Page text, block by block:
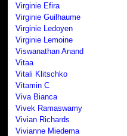
Virginie Efira
Virginie Guilhaume
Virginie Ledoyen
Virginie Lemoine
Viswanathan Anand
Vitaa
Vitali Klitschko
Vitamin C
Viva Bianca
Vivek Ramaswamy
Vivian Richards
Vivianne Miedema